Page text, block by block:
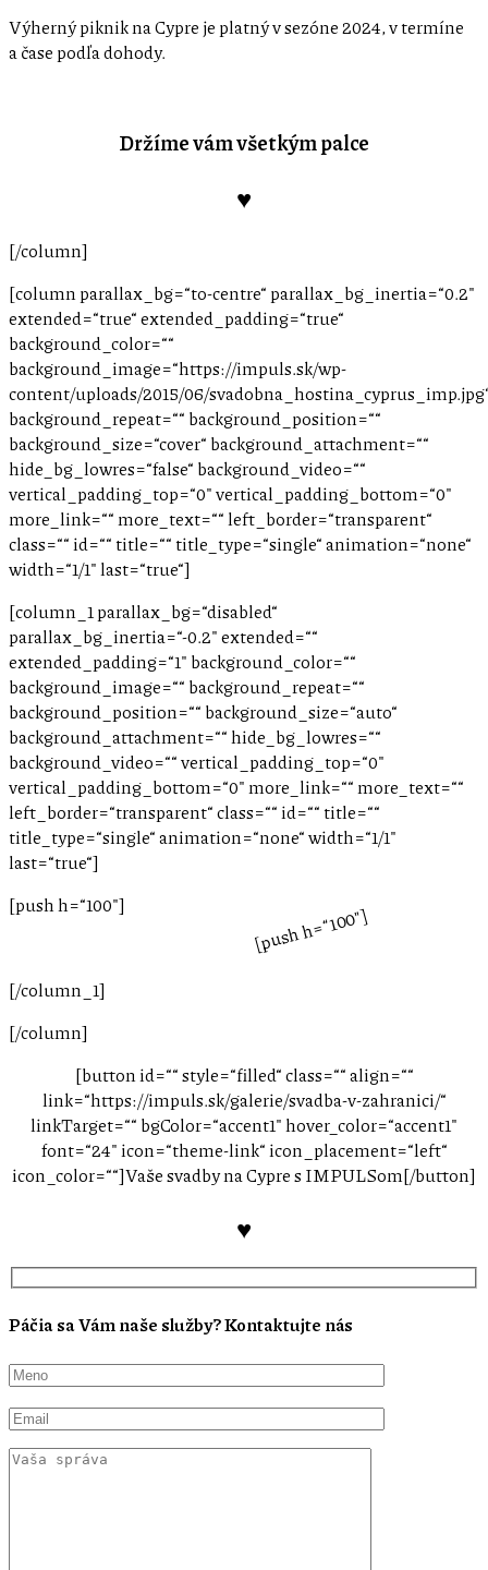
Výherný piknik na Cypre je platný v sezóne 2024, v termíne
a čase podľa dohody.
Držíme vám všetkým palce
♥
[/column]
[column parallax_bg=“to-centre“ parallax_bg_inertia=“0.2″
extended=“true“ extended_padding=“true“
background_color=““
background_image=“https://impuls.sk/wp-
content/uploads/2015/06/
background_repeat=““ background_position=““
background_size=“cover“ background_attachment=““
hide_bg_lowres=“false“ background_video=““
vertical_padding_top=“0″ vertical_padding_bottom=“0″
more_link=““ more_text=““ left_border=“transparent“
class=““ id=““ title=““ title_type=“single“ animation=“none“
width=“1/1″ last=“true“]
[column_1 parallax_bg=“disabled“
parallax_bg_inertia=“-0.2″ extended=““
extended_padding=“1″ background_color=““
background_image=““ background_repeat=““
background_position=““ background_size=“auto“
background_attachment=““ hide_bg_lowres=““
background_video=““ vertical_padding_top=“0″
vertical_padding_bottom=“0″ more_link=““ more_text=““
left_border=“transparent“ class=““ id=““ title=““
title_type=“single“ animation=“none“ width=“1/1″
last=“true“]
[push h=“100″]
[push h=“100″]
[/column_1]
[/column]
[button id=““ style=“filled“ class=““ align=““
link=“https://impuls.sk/galerie/svadba-v-zahranici/“
linkTarget=““ bgColor=“accent1″ hover_color=“accent1″
font=“24″ icon=“theme-link“ icon_placement=“left“
icon_color=““]Vaše svadby na Cypre s IMPULSom[/button]
♥
Páčia sa Vám naše služby? Kontaktujte nás